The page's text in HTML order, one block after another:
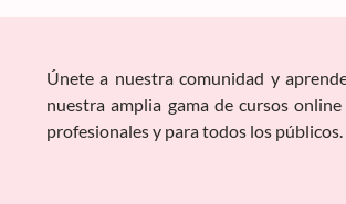
Únete a nuestra comunidad y
nuestra amplia gama de cursos
profesionales y para todos los públicos.